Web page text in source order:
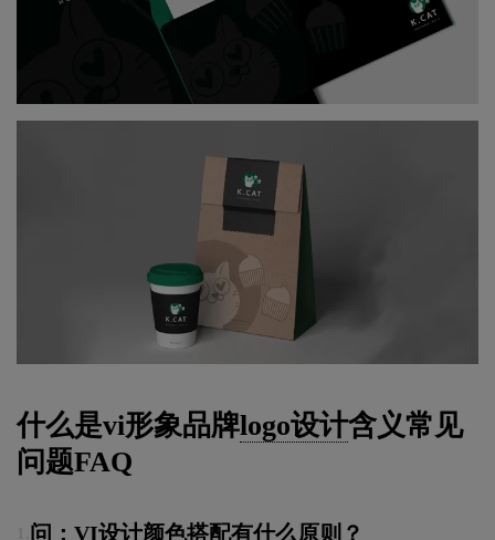
什么是vi形象品牌logo设计含义常见
问题FAQ
问：VI设计颜色搭配有什么原则？